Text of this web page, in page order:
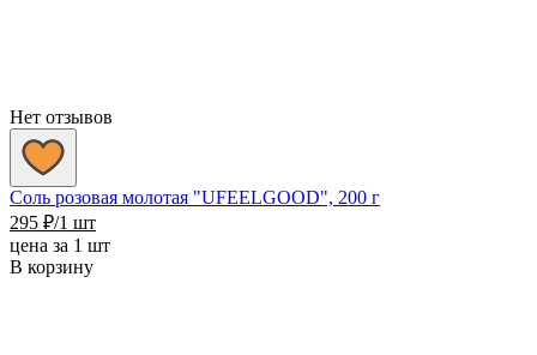
Нет отзывов
Соль розовая молотая "UFEELGOOD", 200 г
295 ₽/1 шт
цена за 1 шт
В корзину